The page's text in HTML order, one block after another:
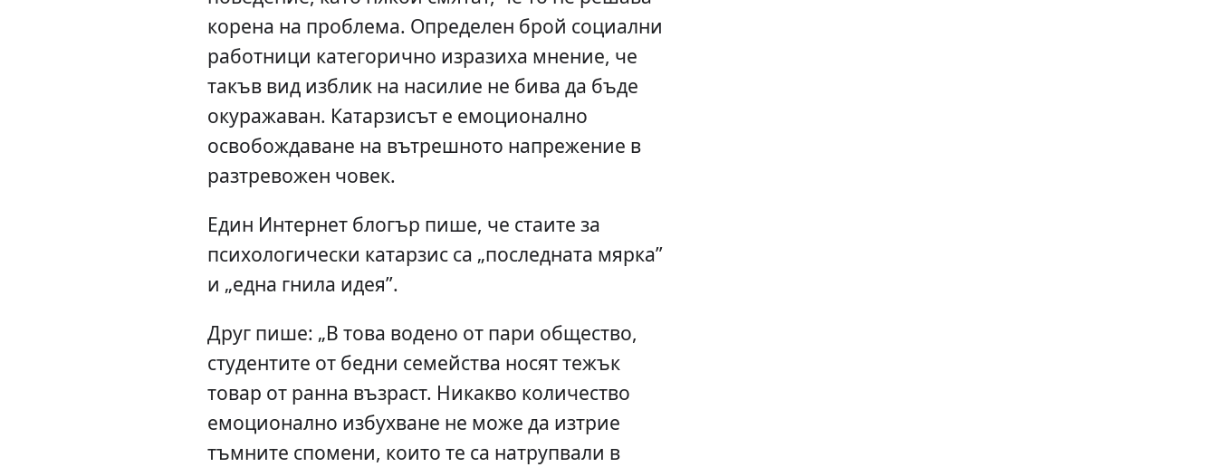
корена на проблема. Определен брой социални
работници категорично изразиха мнение, че
такъв вид изблик на насилие не бива да бъде
окуражаван. Катарзисът е емоционално
освобождаване на вътрешното напрежение в
разтревожен човек.
Един Интернет блогър пише, че стаите за
психологически катарзис са „последната мярка”
и „една гнила идея”.
Друг пише: „В това водено от пари общество,
студентите от бедни семейства носят тежък
товар от ранна възраст. Никакво количество
емоционално избухване не може да изтрие
тъмните спомени, които те са натрупвали в